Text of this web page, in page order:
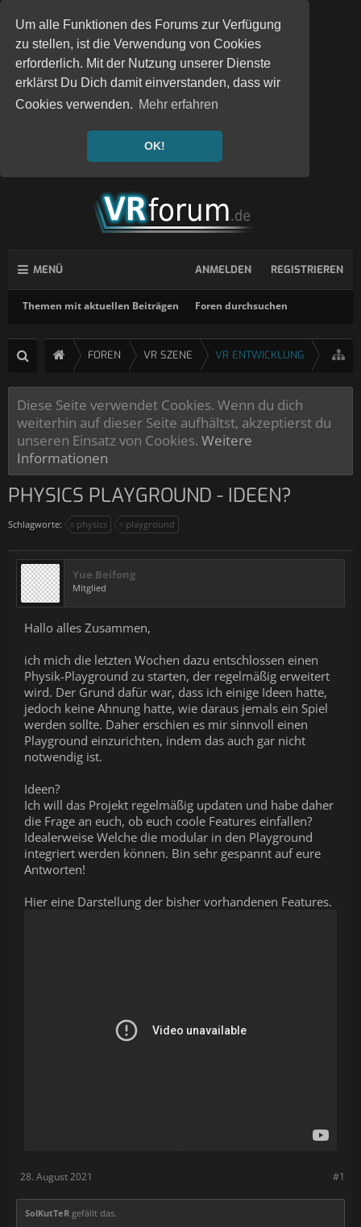
Um alle Funktionen des Forums zur Verfügung
zu stellen, ist die Verwendung von Cookies
erforderlich. Mit der Nutzung unserer Dienste
erklärst Du Dich damit einverstanden, dass wir
Cookies verwenden. Mehr erfahren
OK!
MENÜ
Themen mit aktuellen Beiträgen Foren durchsuchen
ANMELDEN REGISTRIEREN
FOREN VR SZENE VR ENTWICKLUNG
Diese Seite verwendet Cookies. Wenn du dich
weiterhin auf dieser Seite aufhältst, akzeptierst du
unseren Einsatz von Cookies. Weitere
Informationen
PHYSICS PLAYGROUND - IDEEN?
Schlagworte: physics playground
Yue Beifong
Mitglied
Hallo alles Zusammen,
ich mich die letzten Wochen dazu entschlossen einen
Physik-Playground zu starten, der regelmäßig erweitert
wird. Der Grund dafür war, dass ich einige Ideen hatte,
jedoch keine Ahnung hatte, wie daraus jemals ein Spiel
werden sollte. Daher erschien es mir sinnvoll einen
Playground einzurichten, indem das auch gar nicht
notwendig ist.
Ideen?
Ich will das Projekt regelmäßig updaten und habe daher
die Frage an euch, ob euch coole Features einfallen?
Idealerweise Welche die modular in den Playground
integriert werden können. Bin sehr gespannt auf eure
Antworten!
Hier eine Darstellung der bisher vorhandenen Features.
#1
28. August 2021
SolKutTeR gefällt das.